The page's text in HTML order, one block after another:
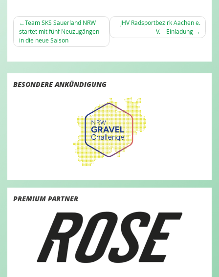
BEITRAGSNAVIGATION
Team SKS Sauerland NRW
startet mit fünf Neuzugängen
in die neue Saison
JHV Radsportbezirk Aachen e.
V. – Einladung
BESONDERE ANKÜNDIGUNG
PREMIUM PARTNER